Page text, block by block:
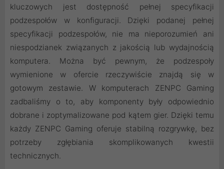
kluczowych jest dostępność pełnej specyfikacji
podzespołów w konfiguracji. Dzięki podanej pełnej
specyfikacji podzespołów, nie ma nieporozumień ani
niespodzianek związanych z jakością lub wydajnością
komputera. Można być pewnym, że podzespoły
wymienione w ofercie rzeczywiście znajdą się w
gotowym zestawie. W komputerach ZENPC Gaming
zadbaliśmy o to, aby komponenty były odpowiednio
dobrane i zoptymalizowane pod kątem gier. Dzięki temu
każdy ZENPC Gaming oferuje stabilną rozgrywkę, bez
potrzeby zgłębiania skomplikowanych kwestii
technicznych.